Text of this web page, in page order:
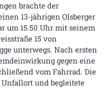
brachte der
13-jährigen Olsberger
um 15.50 Uhr mit seinem
15 von
unterwegs. Nach ersten
gegen eine
vom Fahrrad. Die
und begleitete